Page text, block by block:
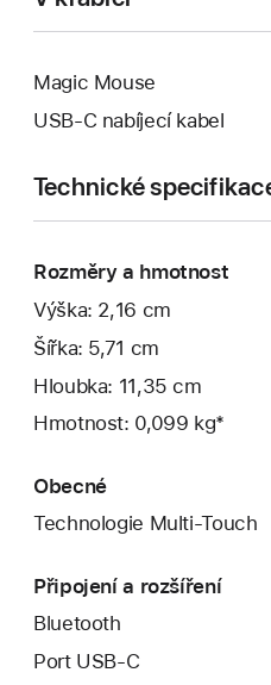
Magic Mouse
USB‑C nabíjecí kabel
Technické
Rozměry a hmotnost
Výška: 2,16 cm
Šířka: 5,71 cm
Hloubka: 11,35 cm
Hmotnost: 0,099 kg*
Obecné
Technologie Multi-Touch
Připojení a rozšíření
Bluetooth
Port USB‑C